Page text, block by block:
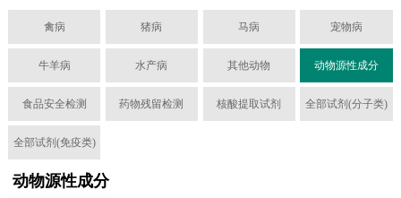
禽病 猪病 马病 宠物病
牛羊病 水产病 其他动物 动物源性成分
食品安全检测 药物残留检测 核酸提取试剂 全部试剂(分子类)
全部试剂(免疫类)
动物源性成分